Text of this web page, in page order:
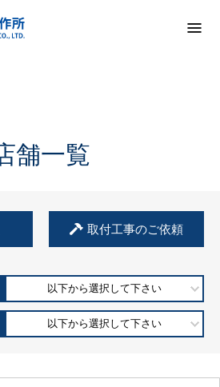
舗一覧
取付工事のご依頼
以下から選択して下さい
以下から選択して下さい